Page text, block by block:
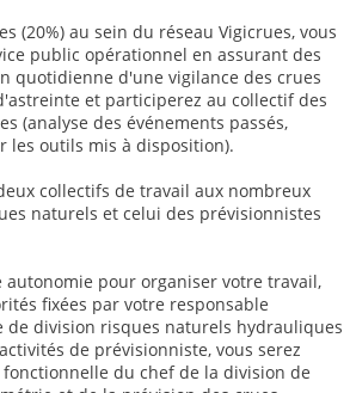
(20%) au sein du réseau Vigicrues, vous
public opérationnel en assurant des
quotidienne d'une vigilance des crues
et participerez au collectif des
(analyse des événements passés,
les outils mis à disposition).
collectifs de travail aux nombreux
naturels et celui des prévisionnistes
autonomie pour organiser votre travail,
fixées par votre responsable
de division risques naturels hydrauliques
de prévisionniste, vous serez
du chef de la division de